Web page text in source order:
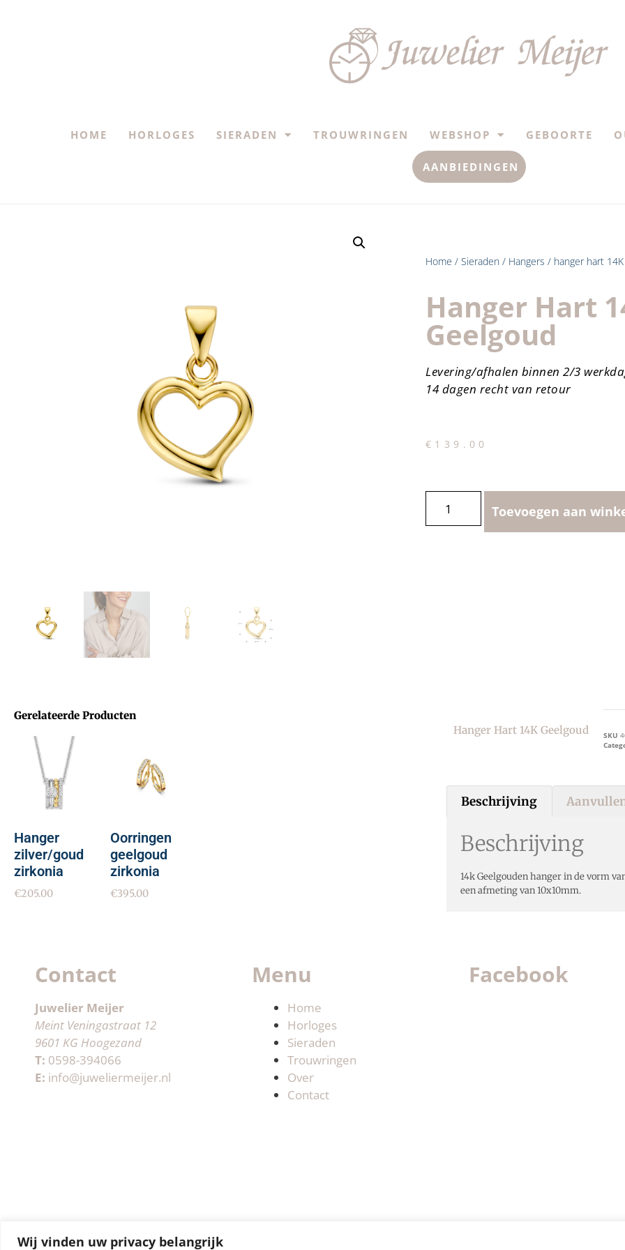
Wij vinden uw privacy belangrijk
HOME HORLOGES SIERADEN TROUWRINGEN WEBSHOP GEBOORTE
AANBIEDINGEN
Home / Sieraden / Hangers / hanger hart
Hanger Hart
Geelgoud
Levering/afhalen binnen 2/3
14 dagen recht van retour
€ 139.00
Toevoegen aan
Gerelateerde Producten
Hanger
zilver/goud
zirkonia
€205.00
Oorringen
geelgoud
zirkonia
€395.00
Hanger Hart 14K Geelgoud SKU
Beschrijving
Beschrijving
14k Geelgouden hanger in de vorm
een afmeting van 10x10mm.
Contact
Juwelier Meijer
Meint Veningastraat 12
9601 KG Hoogezand
T: 0598-394066
E: info@juweliermeijer.nl
Menu
Home
Horloges
Sieraden
Trouwringen
Over
Contact
Facebook